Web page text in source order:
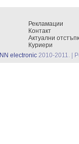
Рекламации
Контакт
Актуални
Куриери
NN electronic 2010-2011. |